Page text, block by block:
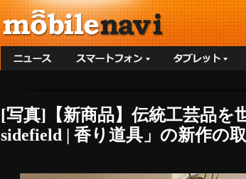
[写真]【新商品】伝統工芸品を
sidefield | 香り道具」の新作の